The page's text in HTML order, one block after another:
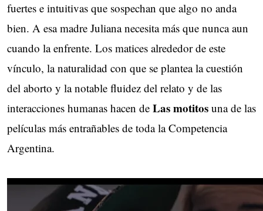
fuertes e intuitivas que sospechan que algo no anda
bien. A esa madre Juliana necesita más que nunca aun
cuando la enfrente. Los matices alrededor de este
vínculo, la naturalidad con que se plantea la cuestión
del aborto y la notable fluidez del relato y de las
interacciones humanas hacen de Las motitos una de las
películas más entrañables de toda la Competencia
Argentina.